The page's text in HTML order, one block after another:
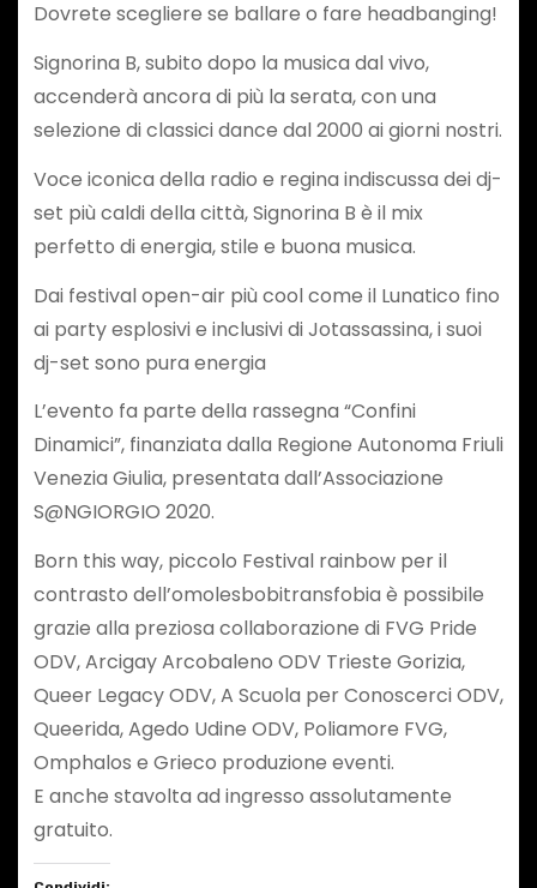
Dovrete scegliere se ballare o fare headbanging!
Signorina B, subito dopo la musica dal vivo,
accenderà ancora di più la serata, con una
selezione di classici dance dal 2000 ai giorni nostri.
Voce iconica della radio e regina indiscussa dei dj-
set più caldi della città, Signorina B è il mix
perfetto di energia, stile e buona musica.
Dai festival open-air più cool come il Lunatico fino
ai party esplosivi e inclusivi di Jotassassina, i suoi
dj-set sono pura energia
L’evento fa parte della rassegna “Confini
Dinamici”, finanziata dalla Regione Autonoma Friuli
Venezia Giulia, presentata dall’Associazione
S@NGIORGIO 2020.
Born this way, piccolo Festival rainbow per il
contrasto dell’omolesbobitransfobia è possibile
grazie alla preziosa collaborazione di FVG Pride
ODV, Arcigay Arcobaleno ODV Trieste Gorizia,
Queer Legacy ODV, A Scuola per Conoscerci ODV,
Queerida, Agedo Udine ODV, Poliamore FVG,
Omphalos e Grieco produzione eventi.
E anche stavolta ad ingresso assolutamente
gratuito.